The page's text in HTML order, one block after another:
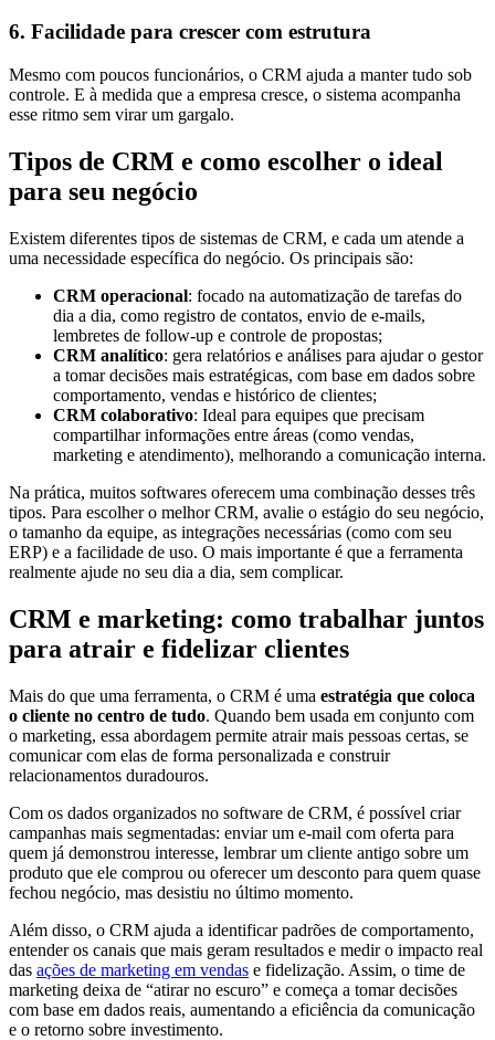
6. Facilidade para crescer com estrutura
Mesmo com poucos funcionários, o CRM ajuda a manter tudo sob
controle. E à medida que a empresa cresce, o sistema acompanha
esse ritmo sem virar um gargalo.
Tipos de CRM e como escolher o ideal
para seu negócio
Existem diferentes tipos de sistemas de CRM, e cada um atende a
uma necessidade específica do negócio. Os principais são:
CRM operacional: focado na automatização de tarefas do
dia a dia, como registro de contatos, envio de e-mails,
lembretes de follow-up e controle de propostas;
CRM analítico: gera relatórios e análises para ajudar o gestor
a tomar decisões mais estratégicas, com base em dados sobre
comportamento, vendas e histórico de clientes;
CRM colaborativo: Ideal para equipes que precisam
compartilhar informações entre áreas (como vendas,
marketing e atendimento), melhorando a comunicação interna.
Na prática, muitos softwares oferecem uma combinação desses três
tipos. Para escolher o melhor CRM, avalie o estágio do seu negócio,
o tamanho da equipe, as integrações necessárias (como com seu
ERP) e a facilidade de uso. O mais importante é que a ferramenta
realmente ajude no seu dia a dia, sem complicar.
CRM e marketing: como trabalhar juntos
para atrair e fidelizar clientes
Mais do que uma ferramenta, o CRM é uma estratégia que coloca
o cliente no centro de tudo. Quando bem usada em conjunto com
o marketing, essa abordagem permite atrair mais pessoas certas, se
comunicar com elas de forma personalizada e construir
relacionamentos duradouros.
Com os dados organizados no software de CRM, é possível criar
campanhas mais segmentadas: enviar um e-mail com oferta para
quem já demonstrou interesse, lembrar um cliente antigo sobre um
produto que ele comprou ou oferecer um desconto para quem quase
fechou negócio, mas desistiu no último momento.
Além disso, o CRM ajuda a identificar padrões de comportamento,
entender os canais que mais geram resultados e medir o impacto real
das ações de marketing em vendas e fidelização. Assim, o time de
marketing deixa de “atirar no escuro” e começa a tomar decisões
com base em dados reais, aumentando a eficiência da comunicação
e o retorno sobre investimento.